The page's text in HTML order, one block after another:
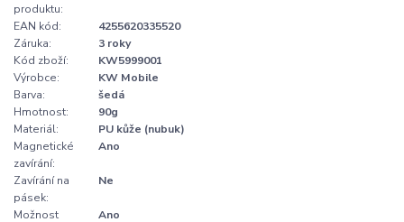
produktu:
EAN kód:
4255620335520
Záruka:
3 roky
Kód zboží:
KW5999001
Výrobce:
KW Mobile
Barva:
šedá
Hmotnost:
90g
Materiál:
PU kůže (nubuk)
Magnetické
zavírání:
Ano
Zavírání na
pásek:
Ne
Možnost
Ano